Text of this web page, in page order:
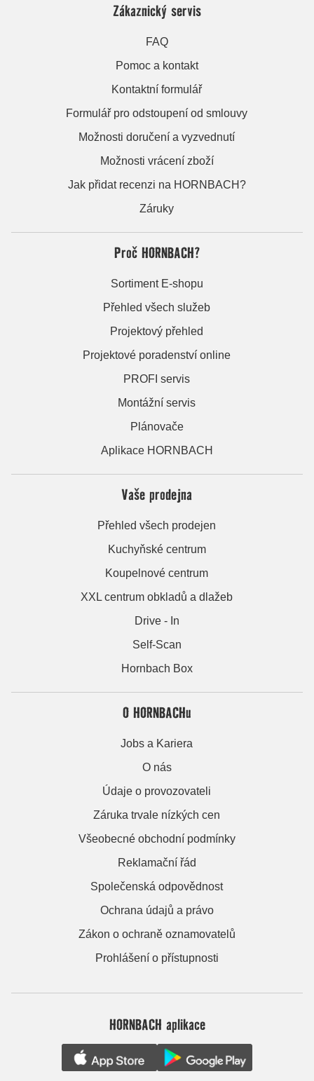
Zákaznický servis
FAQ
Pomoc a kontakt
Kontaktní formulář
Formulář pro odstoupení od smlouvy
Možnosti doručení a vyzvednutí
Možnosti vrácení zboží
Jak přidat recenzi na HORNBACH?
Záruky
Proč HORNBACH?
Sortiment E-shopu
Přehled všech služeb
Projektový přehled
Projektové poradenství online
PROFI servis
Montážní servis
Plánovače
Aplikace HORNBACH
Vaše prodejna
Přehled všech prodejen
Kuchyňské centrum
Koupelnové centrum
XXL centrum obkladů a dlažeb
Drive - In
Self-Scan
Hornbach Box
O HORNBACHu
Jobs a Kariera
O nás
Údaje o provozovateli
Záruka trvale nízkých cen
Všeobecné obchodní podmínky
Reklamační řád
Společenská odpovědnost
Ochrana údajů a právo
Zákon o ochraně oznamovatelů
Prohlášení o přístupnosti
HORNBACH aplikace